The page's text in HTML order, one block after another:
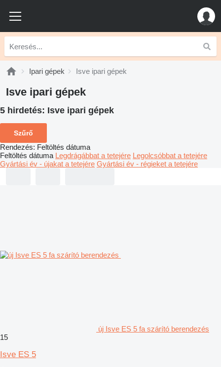
Ipari gépek Isve ipari gépek
Isve ipari gépek
5 hirdetés: Isve ipari gépek
Szűrő
Rendezés: Feltöltés dátuma
Feltöltés dátuma Legdrágábbat a tetejére Legolcsóbbat a tetejére
Gyártási év - újakat a tetejére Gyártási év - régieket a tetejére
új Isve ES 5 fa szárító berendezés
15
Isve ES 5